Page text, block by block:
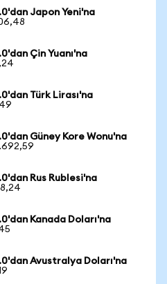
Japon Yeni'na
Çin Yuanı'na
Türk Lirası'na
Güney Kore Wonu'na
Rus Rublesi'na
Kanada Doları'na
Avustralya Doları'na